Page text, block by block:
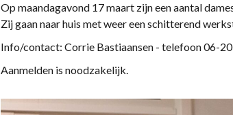
Op maandagavond 17 maart zijn een aantal
Zij gaan naar huis met weer een schitterend
Info/contact: Corrie Bastiaansen - telefoon 06-
Aanmelden is noodzakelijk.